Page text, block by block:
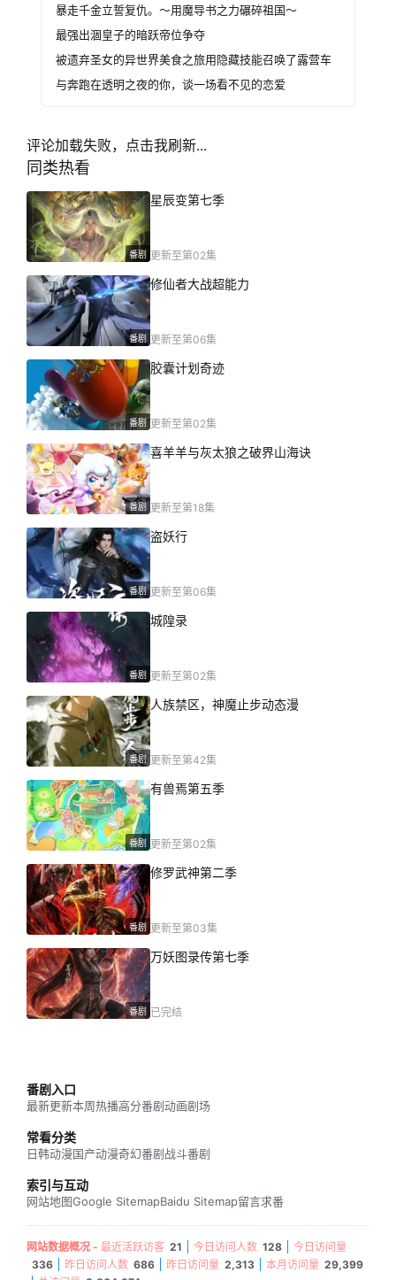
暴走千金立誓复仇。～用魔导书之力碾碎祖国～
最强出涸皇子的暗跃帝位争夺
被遗弃圣女的异世界美食之旅用隐藏技能召唤了露营车
与奔跑在透明之夜的你，谈一场看不见的恋爱
评论加载失败，点击我刷新...
同类热看
番剧
星辰变第七季
更新至第02集
番剧
修仙者大战超能力
更新至第06集
番剧
胶囊计划奇迹
更新至第02集
番剧
喜羊羊与灰太狼之破界山海诀
更新至第18集
番剧
盗妖行
更新至第06集
番剧
城隍录
更新至第02集
番剧
人族禁区，神魔止步动态漫
更新至第42集
番剧
有兽焉第五季
更新至第02集
番剧
修罗武神第二季
更新至第03集
番剧
万妖图录传第七季
已完结
番剧入口
最新更新本周热播高分番剧动画剧场
常看分类
日韩动漫国产动漫奇幻番剧战斗番剧
索引与互动
网站地图Google SitemapBaidu Sitemap留言求番
网站数据概况 - 最近活跃访客 21 今日访问人数 128
今日访问量
336
昨日访问人数 686 昨日访问量 2,313 本月访问量 29,399